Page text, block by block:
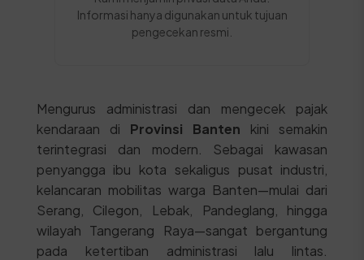
Informasi hanya digunakan untuk tujuan
pengecekan resmi.
Mengurus administrasi dan mengecek pajak
kendaraan di Provinsi Banten kini semakin
terintegrasi dan modern. Sebagai kawasan
penyangga ibu kota sekaligus pusat industri,
kelancaran mobilitas warga Banten—mulai dari
Serang, Cilegon, Lebak, Pandeglang, hingga
wilayah Tangerang Raya—sangat bergantung
pada ketertiban administrasi lalu lintas.